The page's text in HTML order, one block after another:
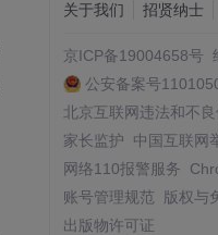
关于我们 招贤纳士
京ICP备19004658号
公安备案号
北京互联网违法和不
家长监护
中国互联网
网络110报警服务
账号管理规范
版权与
出版物许可证